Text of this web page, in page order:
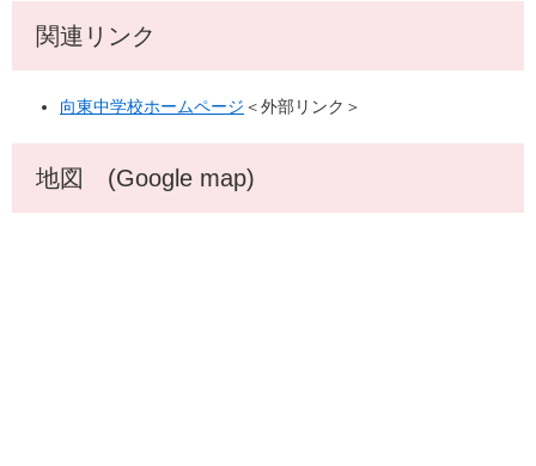
関連リンク
向東中学校ホームページ ＜外部リンク＞
地図 (Google map)